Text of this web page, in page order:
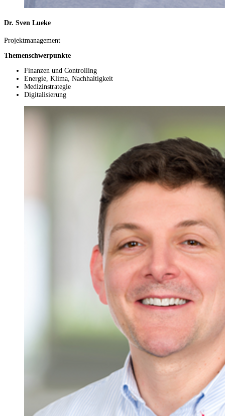
Dr. Sven Lueke
Projektmanagement
Themenschwerpunkte
Finanzen und Controlling
Energie, Klima, Nachhaltigkeit
Medizinstrategie
Digitalisierung